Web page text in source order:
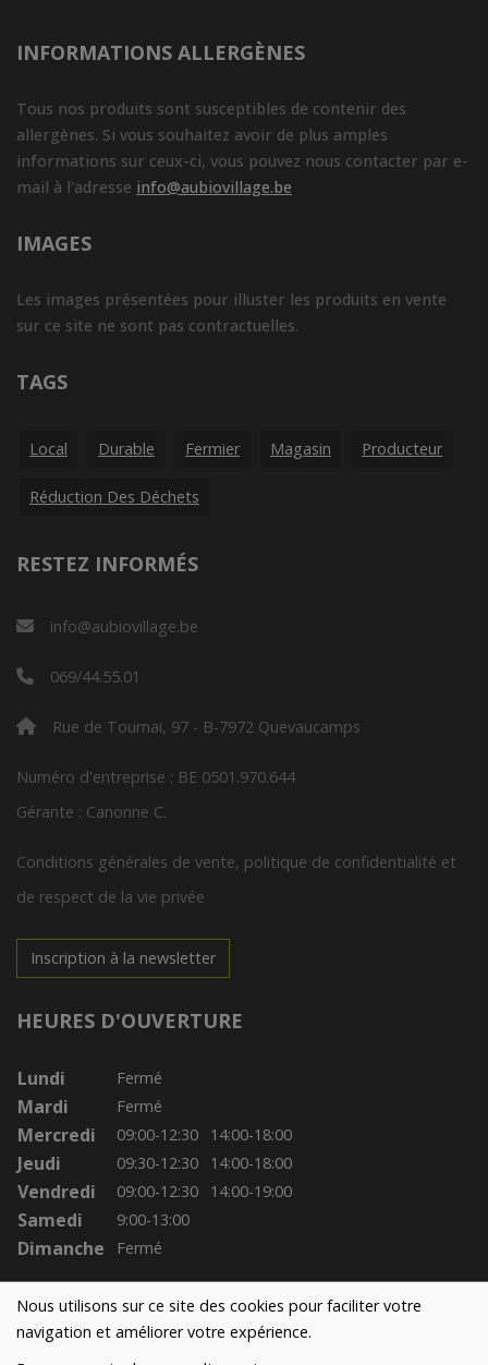
Nous utilisons sur ce site des cookies pour faciliter votre
navigation et améliorer votre expérience.
INFORMATIONS ALLERGÈNES
Tous nos produits sont susceptibles de contenir des
allergènes. Si vous souhaitez avoir de plus amples
informations sur ceux-ci, vous pouvez nous contacter par e-
mail à l'adresse info@aubiovillage.be
IMAGES
Les images présentées pour illuster les produits en vente
sur ce site ne sont pas contractuelles.
TAGS
Local Durable Fermier Magasin Producteur
Réduction Des Déchets
RESTEZ INFORMÉS
info@aubiovillage.be
069/44.55.01
Rue de Tournai, 97 - B-7972 Quevaucamps
Numéro d'entreprise : BE 0501.970.644
Gérante : Canonne C.
Conditions générales de vente, politique de confidentialité et
de respect de la vie privée
Inscription à la newsletter
HEURES D'OUVERTURE
Lundi Fermé
Mardi Fermé
Mercredi 09:00-12:30 14:00-18:00
Jeudi 09:30-12:30 14:00-18:00
Vendredi 09:00-12:30 14:00-19:00
Samedi 9:00-13:00
Dimanche Fermé